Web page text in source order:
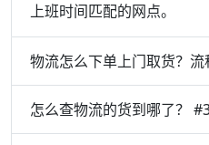
上班时间匹配的网点。
物流怎么下单上门取货？
怎么查物流的货到哪了？